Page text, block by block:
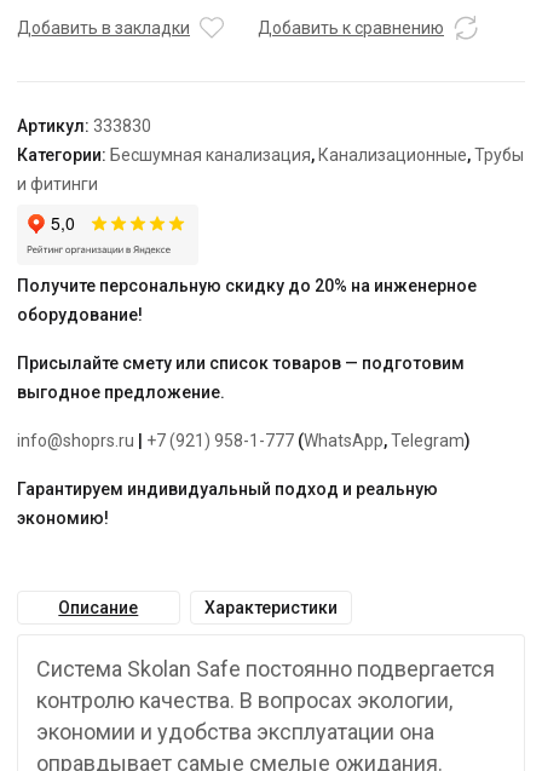
НТ,
75
Добавить в закладки Добавить к сравнению
Артикул: 333830
Категории: Бесшумная канализация, Канализационные,Трубы
и фитинги
Получите персональную скидку до 20% на инженерное
оборудование!
Присылайте смету или список товаров — подготовим
выгодное предложение.
info@shoprs.ru +7 (921) 958-1-777 (WhatsApp,Telegram)
Гарантируем индивидуальный подход и реальную
экономию!
Описание Характеристики
Система Skolan Safe постоянно подвергается
контролю качества. В вопросах экологии,
экономии и удобства эксплуатации она
оправдывает самые смелые ожидания.